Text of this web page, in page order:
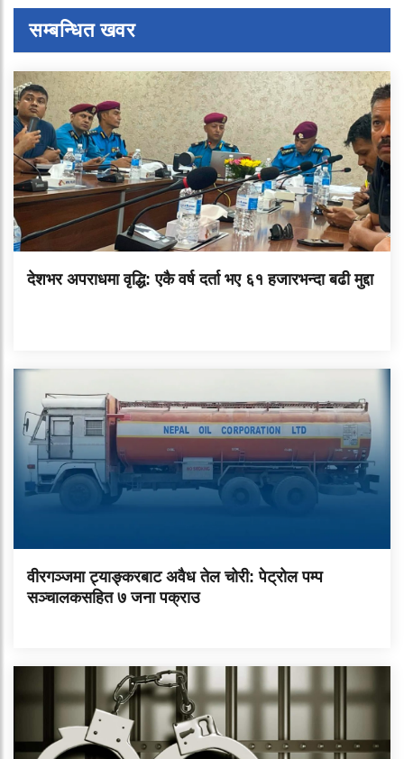
सम्बन्धित खवर
देशभर अपराधमा वृद्धि: एकै वर्ष दर्ता भए ६१ हजारभन्दा बढी मुद्दा
वीरगञ्जमा ट्याङ्करबाट अवैध तेल चोरी: पेट्रोल पम्प
सञ्चालकसहित ७ जना पक्राउ